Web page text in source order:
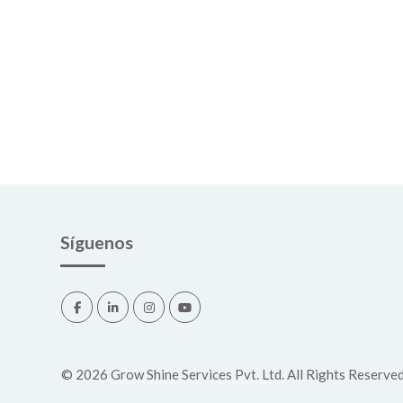
Síguenos
© 2026 Grow Shine Services Pvt. Ltd. All Rights